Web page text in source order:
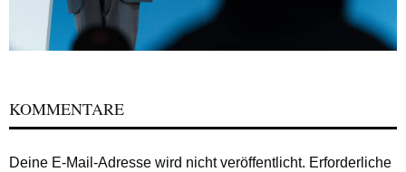
KOMMENTARE
Deine E-Mail-Adresse wird nicht veröffentlicht. Erforderliche